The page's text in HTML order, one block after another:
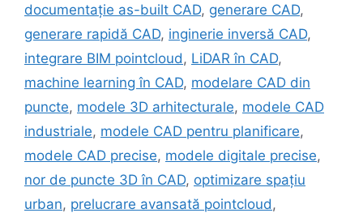
documentație as-built CAD, generare CAD,
generare rapidă CAD, inginerie inversă CAD,
integrare BIM pointcloud , LiDAR în CAD,
machine learning în CAD, modelare CAD din
puncte, modele 3D arhitecturale, modele CAD
industriale, modele CAD pentru planificare,
modele CAD precise, modele digitale precise,
nor de puncte 3D în CAD, optimizare spațiu
urban, prelucrare avansată pointcloud ,